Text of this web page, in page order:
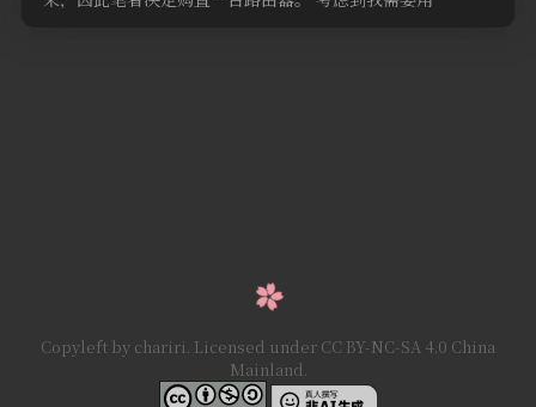
Copyleft by chariri. Licensed under CC BY-NC-SA 4.0 China
Mainland.